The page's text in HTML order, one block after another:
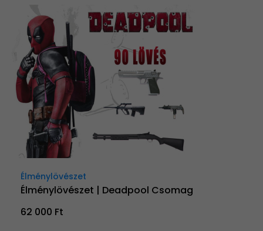
Élménylövészet
Élménylövészet | Deadpool Csomag
62 000 Ft